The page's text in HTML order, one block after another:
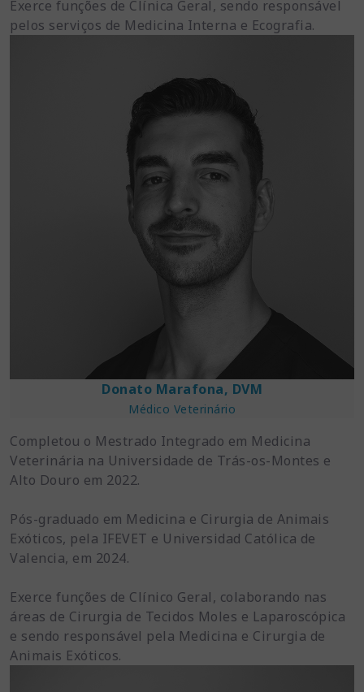
Exerce funções de Clínica Geral, sendo responsável
pelos serviços de Medicina Interna e Ecografia.
Donato Marafona, DVM
Médico Veterinário
Completou o Mestrado Integrado em Medicina
Veterinária na Universidade de Trás-os-Montes e
Alto Douro em 2022.
Pós-graduado em Medicina e Cirurgia de Animais
Exóticos, pela IFEVET e Universidad Católica de
Valencia, em 2024.
Exerce funções de Clínico Geral, colaborando nas
áreas de Cirurgia de Tecidos Moles e Laparoscópica
e sendo responsável pela Medicina e Cirurgia de
Animais Exóticos.